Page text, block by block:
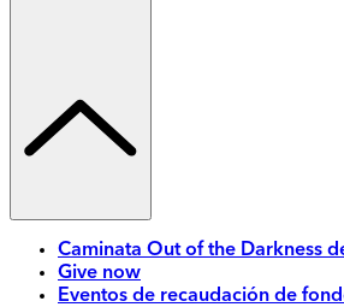
Caminata Out of the Darkness
Give now
Eventos de recaudación de